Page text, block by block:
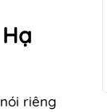
riêng